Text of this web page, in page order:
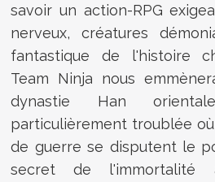
savoir un action-RPG
nerveux, créatures
fantastique de l'histoire
Team Ninja nous
dynastie Han
particulièrement troublée
de guerre se disputent le
secret de l'immortalité